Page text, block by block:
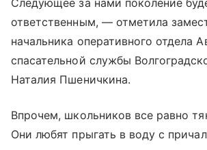
ответственным, — отметила
начальника оперативного отдела
спасательной службы
Наталия Пшеничкина.
Впрочем, школьников все равно
Они любят прыгать в воду с